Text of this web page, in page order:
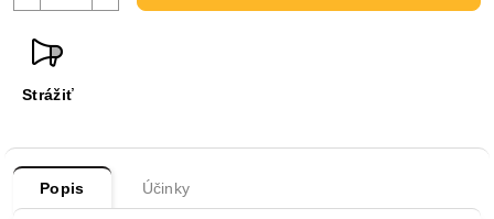
Strážiť
Popis Účinky